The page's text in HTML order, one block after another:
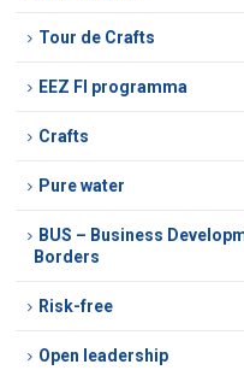
Tour de Crafts
EEZ FI programma
Crafts
Pure water
BUS – Business
Borders
Risk-free
Open leadership